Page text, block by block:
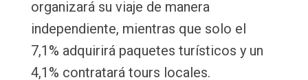
organizará su viaje de manera
independiente, mientras que solo el
7,1% adquirirá paquetes turísticos y un
4,1% contratará tours locales.